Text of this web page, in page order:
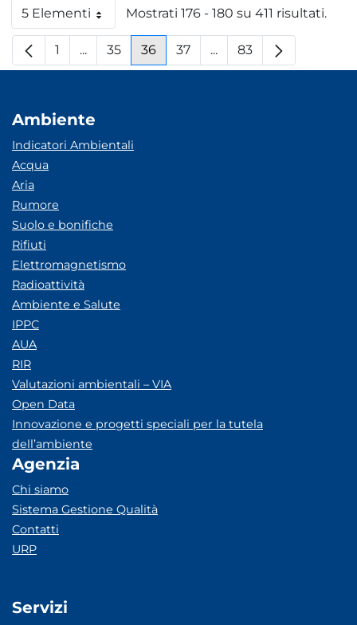
5 ElementiPer paginaMostrati 176 - 180 su 411 risultati.
Pagina
1 ...Pagine intermedie
Pagina
35 Pagina
36 Pagina
37 ...Pagine intermedie
Pagina
83
Ambiente
Indicatori Ambientali
Acqua
Aria
Rumore
Suolo e bonifiche
Rifiuti
Elettromagnetismo
Radioattività
Ambiente e Salute
IPPC
AUA
RIR
Valutazioni ambientali – VIA
Open Data
Innovazione e progetti speciali per la tutela
dell’ambiente
Agenzia
Chi siamo
Sistema Gestione Qualità
Contatti
URP
Servizi